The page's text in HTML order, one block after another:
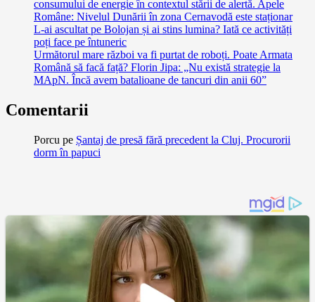
consumului de energie în contextul stării de alertă. Apele
Române: Nivelul Dunării în zona Cernavodă este staționar
L-ai ascultat pe Bolojan și ai stins lumina? Iată ce activități
poți face pe întuneric
Următorul mare război va fi purtat de roboți. Poate Armata
Română să facă față? Florin Jipa: „Nu există strategie la
MApN. Încă avem batalioane de tancuri din anii 60”
Comentarii
Porcu pe Șantaj de presă fără precedent la Cluj. Procurorii
dorm în papuci